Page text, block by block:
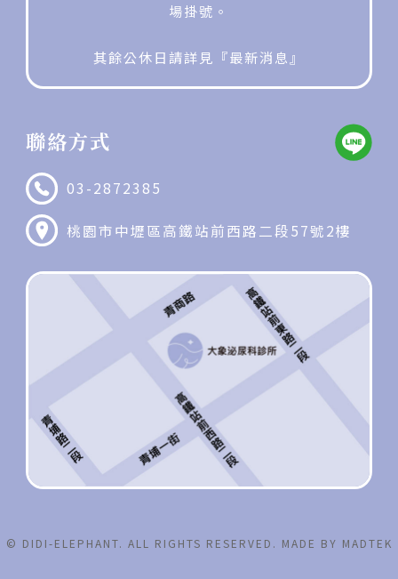
聯絡方式
03-2872385
桃園市中壢區高鐵站前西路二段57號2樓
場掛號。
其餘公休日請詳見『最新消息』
© DIDI-ELEPHANT. ALL RIGHTS RESERVED. MADE BY MADTEK